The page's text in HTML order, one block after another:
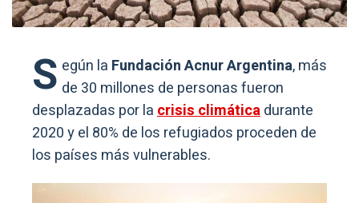
S egún la Fundación Acnur Argentina, más
de 30 millones de personas fueron
desplazadas por lacrisis climáticadurante
2020 y el 80% de los refugiados proceden de
los países más vulnerables.